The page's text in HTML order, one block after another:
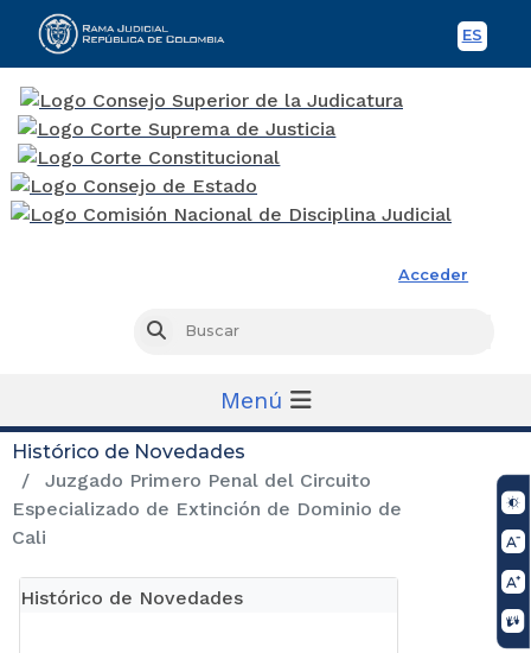
ES
Acceder
Buscar
Menú
Histórico de Novedades
Juzgado Primero Penal del Circuito
Especializado de Extinción de Dominio de
Cali
Histórico de Novedades